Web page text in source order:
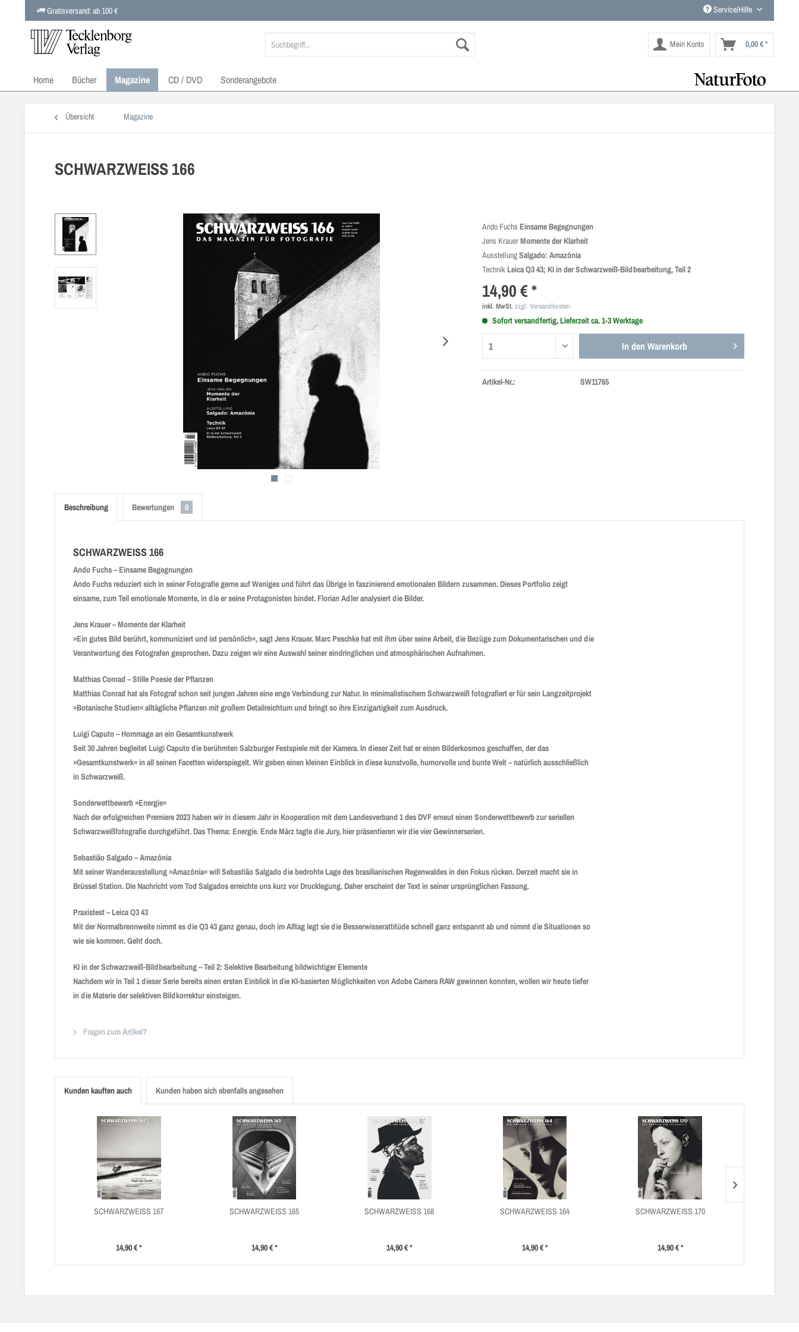
Gratisversand: ab 100 € Service/Hilfe
Mein Konto 0,00 € *
Home Bücher Magazine CD / DVD Sonderangebote
Übersicht Magazine
SCHWARZWEISS 166
Ando Fuchs Einsame Begegnungen
Jens KrauerMomente der Klarheit
AusstellungSalgado: Amazônia
Technik Leica Q3 43; KI in der Schwarzweiß-Bildbearbeitung, Teil 2
14,90 € *
inkl. MwSt.zzgl. Versandkosten
Sofort versandfertig, Lieferzeit ca. 1-3 Werktage
In den Warenkorb
Artikel-Nr.: SW11765
Beschreibung Bewertungen 0
SCHWARZWEISS 166
Ando Fuchs – Einsame Begegnungen
Ando Fuchs reduziert sich in seiner Fotografie gerne auf Weniges und führt das Übrige in faszinierend emotionalen Bildern zusammen. Dieses Portfolio zeigt
einsame, zum Teil emotionale Momente, in die er seine Protagonisten bindet. Florian Adler analysiert die Bilder.
Jens Krauer – Momente der Klarheit
»Ein gutes Bild berührt, kommuniziert und ist persönlich«, sagt Jens Krauer. Marc Peschke hat mit ihm über seine Arbeit, die Bezüge zum Dokumentarischen und die
Verantwortung des Fotografen gesprochen. Dazu zeigen wir eine Auswahl seiner eindringlichen und atmosphärischen Aufnahmen.
Matthias Conrad – Stille Poesie der Pflanzen
Matthias Conrad hat als Fotograf schon seit jungen Jahren eine enge Verbindung zur Natur. In minimalistischem Schwarzweiß fotografiert er für sein Langzeitprojekt
»Botanische Studien« alltägliche Pflanzen mit großem Detailreichtum und bringt so ihre Einzigartigkeit zum Ausdruck.
Luigi Caputo – Hommage an ein Gesamtkunstwerk
Seit 30 Jahren begleitet Luigi Caputo die berühmten Salzburger Festspiele mit der Kamera. In dieser Zeit hat er einen Bilderkosmos geschaffen, der das
»Gesamtkunstwerk« in all seinen Facetten widerspiegelt. Wir geben einen kleinen Einblick in diese kunstvolle, humorvolle und bunte Welt – natürlich ausschließlich
in Schwarzweiß.
Sonderwettbewerb »Energie«
Nach der erfolgreichen Premiere 2023 haben wir in diesem Jahr in Kooperation mit dem Landesverband 1 des DVF erneut einen Sonderwettbewerb zur seriellen
Schwarzweißfotografie durchgeführt. Das Thema: Energie. Ende März tagte die Jury, hier präsentieren wir die vier Gewinnerserien.
Sebastião Salgado – Amazônia
Mit seiner Wanderausstellung »Amazônia« will Sebastião Salgado die bedrohte Lage des brasilianischen Regenwaldes in den Fokus rücken. Derzeit macht sie in
Brüssel Station. Die Nachricht vom Tod Salgados erreichte uns kurz vor Drucklegung. Daher erscheint der Text in seiner ursprünglichen Fassung.
Praxistest – Leica Q3 43
Mit der Normalbrennweite nimmt es die Q3 43 ganz genau, doch im Alltag legt sie die Besserwisserattitüde schnell ganz entspannt ab und nimmt die Situationen so
wie sie kommen. Geht doch.
KI in der Schwarzweiß-Bildbearbeitung – Teil 2: Selektive Bearbeitung bildwichtiger Elemente
Nachdem wir in Teil 1 dieser Serie bereits einen ersten Einblick in die KI-basierten Möglichkeiten von Adobe Camera RAW gewinnen konnten, wollen wir heute tiefer
in die Materie der selektiven Bildkorrektur einsteigen.
Fragen zum Artikel?
Kunden kauften auch Kunden haben sich ebenfalls angesehen
SCHWARZWEISS 167
14,90 € *
SCHWARZWEISS 165
14,90 € *
SCHWARZWEISS 168
14,90 € *
SCHWARZWEISS 164
14,90 € *
SCHWARZWEISS 170
14,90 € *